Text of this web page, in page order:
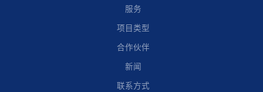
服务
项目类型
合作伙伴
新闻
联系方式